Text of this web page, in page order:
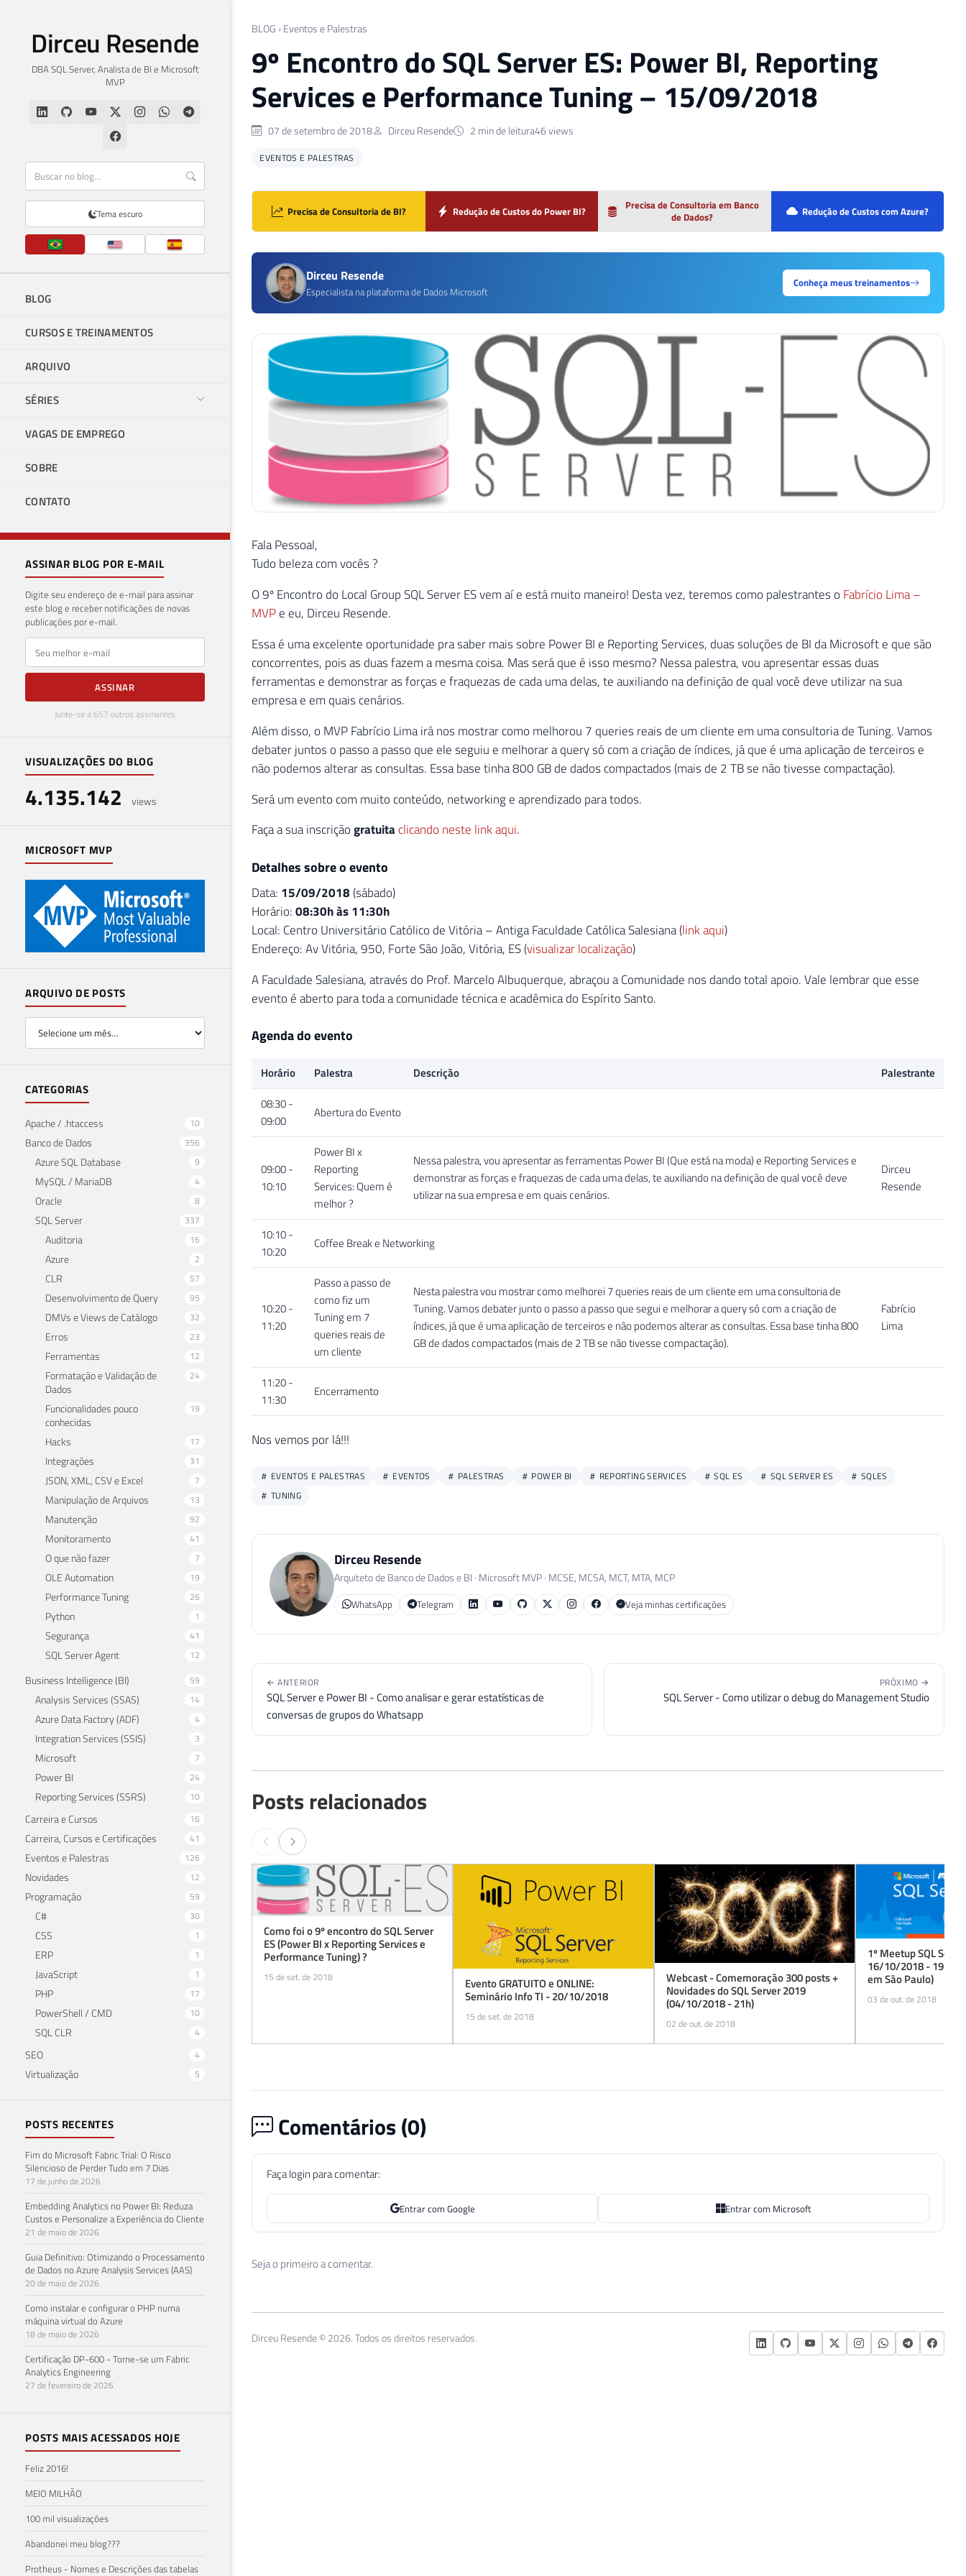
Dirceu Resende
DBA SQL Server, Analista de BI e Microsoft
MVP
Tema escuro
BLOG
CURSOS E TREINAMENTOS
ARQUIVO
SÉRIES
VAGAS DE EMPREGO
SOBRE
CONTATO
ASSINAR BLOG POR E-MAIL
Digite seu endereço de e-mail para assinar
este blog e receber notificações de novas
publicações por e-mail.
E-mail
ASSINAR
Junte-se a 657 outros assinantes
VISUALIZAÇÕES DO BLOG
4.135.142 views
MICROSOFT MVP
ARQUIVO DE POSTS
CATEGORIAS
Apache / .htaccess 10
Banco de Dados 356
Azure SQL Database 9
MySQL / MariaDB 4
Oracle 8
SQL Server 337
Auditoria 16
Azure 2
CLR 57
Desenvolvimento de Query 95
DMVs e Views de Catálogo 32
Erros 23
Ferramentas 12
Formatação e Validação de
Dados
24
Funcionalidades pouco
conhecidas
19
Hacks 17
Integrações 31
JSON, XML, CSV e Excel 7
Manipulação de Arquivos 13
Manutenção 92
Monitoramento 41
O que não fazer 7
OLE Automation 19
Performance Tuning 26
Python 1
Segurança 41
SQL Server Agent 12
Business Intelligence (BI) 59
Analysis Services (SSAS) 14
Azure Data Factory (ADF) 4
Integration Services (SSIS) 3
Microsoft 7
Power BI 24
Reporting Services (SSRS) 10
Carreira e Cursos 16
Carreira, Cursos e Certificações 41
Eventos e Palestras 126
Novidades 12
Programação 59
C# 30
CSS 1
ERP 1
JavaScript 1
PHP 17
PowerShell / CMD 10
SQL CLR 4
SEO 4
Virtualização 5
POSTS RECENTES
Fim do Microsoft Fabric Trial: O Risco
Silencioso de Perder Tudo em 7 Dias
17 de junho de 2026
Embedding Analytics no Power BI: Reduza
Custos e Personalize a Experiência do Cliente
21 de maio de 2026
Guia Definitivo: Otimizando o Processamento
de Dados no Azure Analysis Services (AAS)
20 de maio de 2026
Como instalar e configurar o PHP numa
máquina virtual do Azure
18 de maio de 2026
Certificação DP-600 - Torne-se um Fabric
Analytics Engineering
27 de fevereiro de 2026
POSTS MAIS ACESSADOS HOJE
Feliz 2016!
MEIO MILHÃO
100 mil visualizações
Abandonei meu blog???
Protheus - Nomes e Descrições das tabelas
BLOG › Eventos e Palestras
9º Encontro do SQL Server ES: Power BI, Reporting
Services e Performance Tuning – 15/09/2018
07 de setembro de 2018 Dirceu Resende 2 min de leitura46 views
EVENTOS E PALESTRAS
Precisa de Consultoria de BI? Redução de Custos do Power BI?
Precisa de Consultoria em Banco
de Dados?
Redução de Custos com Azure?
Dirceu Resende
Especialista na plataforma de Dados Microsoft
Conheça meus treinamentos
Fala Pessoal,
Tudo beleza com vocês ?
O 9º Encontro do Local Group SQL Server ES vem aí e está muito maneiro! Desta vez, teremos como palestrantes o Fabrício Lima –
MVPe eu, Dirceu Resende.
Essa é uma excelente oportunidade pra saber mais sobre Power BI e Reporting Services, duas soluções de BI da Microsoft e que são
concorrentes, pois as duas fazem a mesma coisa. Mas será que é isso mesmo? Nessa palestra, vou apresentar essas duas
ferramentas e demonstrar as forças e fraquezas de cada uma delas, te auxiliando na definição de qual você deve utilizar na sua
empresa e em quais cenários.
Além disso, o MVP Fabrício Lima irá nos mostrar como melhorou 7 queries reais de um cliente em uma consultoria de Tuning. Vamos
debater juntos o passo a passo que ele seguiu e melhorar a query só com a criação de índices, já que é uma aplicação de terceiros e
não podemos alterar as consultas. Essa base tinha 800 GB de dados compactados (mais de 2 TB se não tivesse compactação).
Será um evento com muito conteúdo, networking e aprendizado para todos.
Faça a sua inscriçãogratuita clicando neste link aqui.
Detalhes sobre o evento
Data: 15/09/2018 (sábado)
Horário:08:30h às 11:30h
Local: Centro Universitário Católico de Vitória – Antiga Faculdade Católica Salesiana (link aqui)
Endereço: Av Vitória, 950, Forte São João, Vitória, ES (visualizar localização)
A Faculdade Salesiana, através do Prof. Marcelo Albuquerque, abraçou a Comunidade nos dando total apoio. Vale lembrar que esse
evento é aberto para toda a comunidade técnica e acadêmica do Espírito Santo.
Agenda do evento
Horário Palestra Descrição
Palestrante
08:30 -
09:00
Abertura do Evento
09:00 -
10:10
Power BI x
Reporting
Services: Quem é
melhor ?
Nessa palestra, vou apresentar as ferramentas Power BI (Que está na moda) e Reporting Services e
demonstrar as forças e fraquezas de cada uma delas, te auxiliando na definição de qual você deve
utilizar na sua empresa e em quais cenários.
Dirceu
Resende
10:10 -
10:20
Coffee Break e Networking
10:20 -
11:20
Passo a passo de
como fiz um
Tuning em 7
queries reais de
um cliente
Nesta palestra vou mostrar como melhorei 7 queries reais de um cliente em uma consultoria de
Tuning. Vamos debater junto o passo a passo que segui e melhorar a query só com a criação de
índices, já que é uma aplicação de terceiros e não podemos alterar as consultas. Essa base tinha 800
GB de dados compactados (mais de 2 TB se não tivesse compactação).
Fabrício
Lima
11:20 -
11:30
Encerramento
Nos vemos por lá!!!
EVENTOS E PALESTRAS EVENTOS PALESTRAS POWER BI REPORTING SERVICES SQL ES SQL SERVER ES
SQLES
TUNING
Dirceu Resende
Arquiteto de Banco de Dados e BI · Microsoft MVP · MCSE, MCSA, MCT, MTA, MCP
WhatsApp Telegram Veja minhas certificações
← ANTERIOR
SQL Server e Power BI - Como analisar e gerar estatísticas de
conversas de grupos do Whatsapp
PRÓXIMO →
SQL Server - Como utilizar o debug do Management Studio
Posts relacionados
Como foi o 9º encontro do SQL Server
ES (Power BI x Reporting Services e
Performance Tuning) ?
15 de set. de 2018 Evento GRATUITO e ONLINE:
Seminário Info TI - 20/10/2018
15 de set. de 2018
Webcast - Comemoração 300 posts +
Novidades do SQL Server 2019
(04/10/2018 - 21h)
02 de out. de 2018
1º Meetup SQL
16/10/2018 - 19h
em São Paulo)
03 de out. de 2018
Comentários (0)
Faça login para comentar:
Entrar com Google Entrar com Microsoft
Seja o primeiro a comentar.
Dirceu Resende © 2026. Todos os direitos reservados.